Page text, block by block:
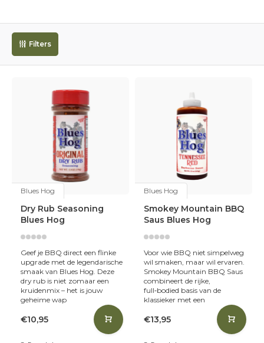
Filters
Blues Hog
Dry Rub Seasoning
Blues Hog
Geef je BBQ direct een flinke
upgrade met de legendarische
smaak van Blues Hog. Deze
dry rub is niet zomaar een
kruidenmix – het is jouw
geheime wap
€10,95
Blues Hog
Smokey Mountain BBQ
Saus Blues Hog
Voor wie BBQ niet simpelweg
wil smaken, maar wil ervaren.
Smokey Mountain BBQ Saus
combineert de rijke,
full‑bodied basis van de
klassieker met een
€13,95